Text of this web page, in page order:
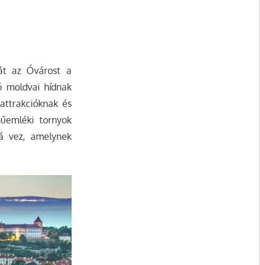
az Óvárost a
moldvai hídnak
és
tornyok
vez, amelynek